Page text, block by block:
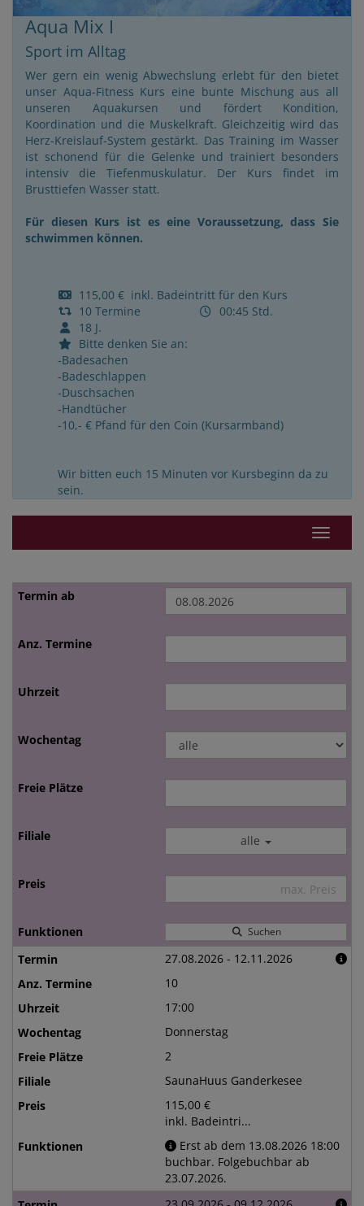
Aqua Mix I
Sport im Alltag
Wer gern ein wenig Abwechslung erlebt für den bietet
unser Aqua-Fitness Kurs eine bunte Mischung aus all
unseren Aquakursen und fördert Kondition,
Koordination und die Muskelkraft. Gleichzeitig wird das
Herz-Kreislauf-System gestärkt. Das Training im Wasser
ist schonend für die Gelenke und trainiert besonders
intensiv die Tiefenmuskulatur. Der Kurs findet im
Brusttiefen Wasser statt.
Für diesen Kurs ist es eine Voraussetzung, dass Sie
schwimmen können.
115,00 € inkl. Badeintritt für den Kurs
10 Termine
00:45 Std.
18 J.
Bitte denken Sie an:
-Badesachen
-Badeschlappen
-Duschsachen
-Handtücher
-10,- € Pfand für den Coin (Kursarmband)
Wir bitten euch 15 Minuten vor Kursbeginn da zu
sein.
alle
Suchen
27.08.2026 - 12.11.2026
10
17:00
Donnerstag
2
SaunaHuus Ganderkesee
115,00 €
inkl. Badeintri...
Erst ab dem 13.08.2026 18:00
buchbar. Folgebuchbar ab
23.07.2026.